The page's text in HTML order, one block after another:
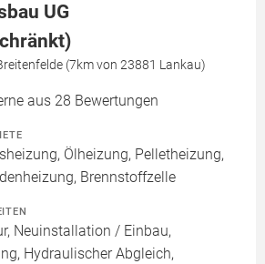
UG
(7km von 23881 Lankau)
aus 28 Bewertungen
Ölheizung, Pelletheizung,
Brennstoffzelle
Neuinstallation / Einbau,
Hydraulischer Abgleich,